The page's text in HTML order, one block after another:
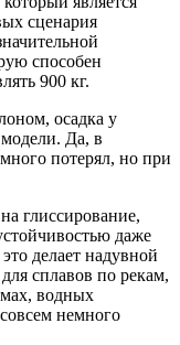
сценария
способен
900 кг.
осадка у
Да, в
потерял, но при
глиссирование,
даже
делает надувной
сплавов по рекам,
водных
немного